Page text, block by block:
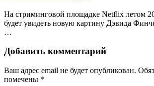
На стриминговой площадке Netflix летом
будет увидеть новую картину Дэвида
…
Добавить комментарий
Ваш адрес email не будет опубликован.
помечены *